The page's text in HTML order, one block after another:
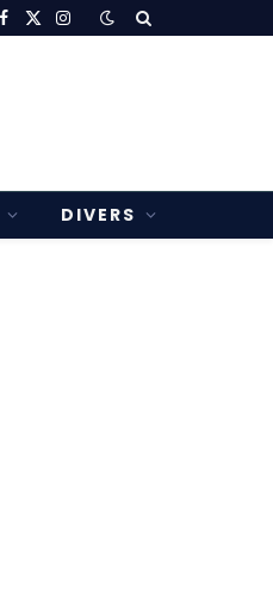
Facebook
X
Instagram
DIVERS